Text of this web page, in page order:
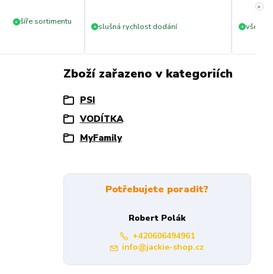
+ šíře sortimentu + slušná rychlost dodání + vše v
»
Zboží zařazeno v kategoriích
PSI
VODÍTKA
MyFamily
Potřebujete poradit?
Robert Polák
+420606494961
info@jackie-shop.cz